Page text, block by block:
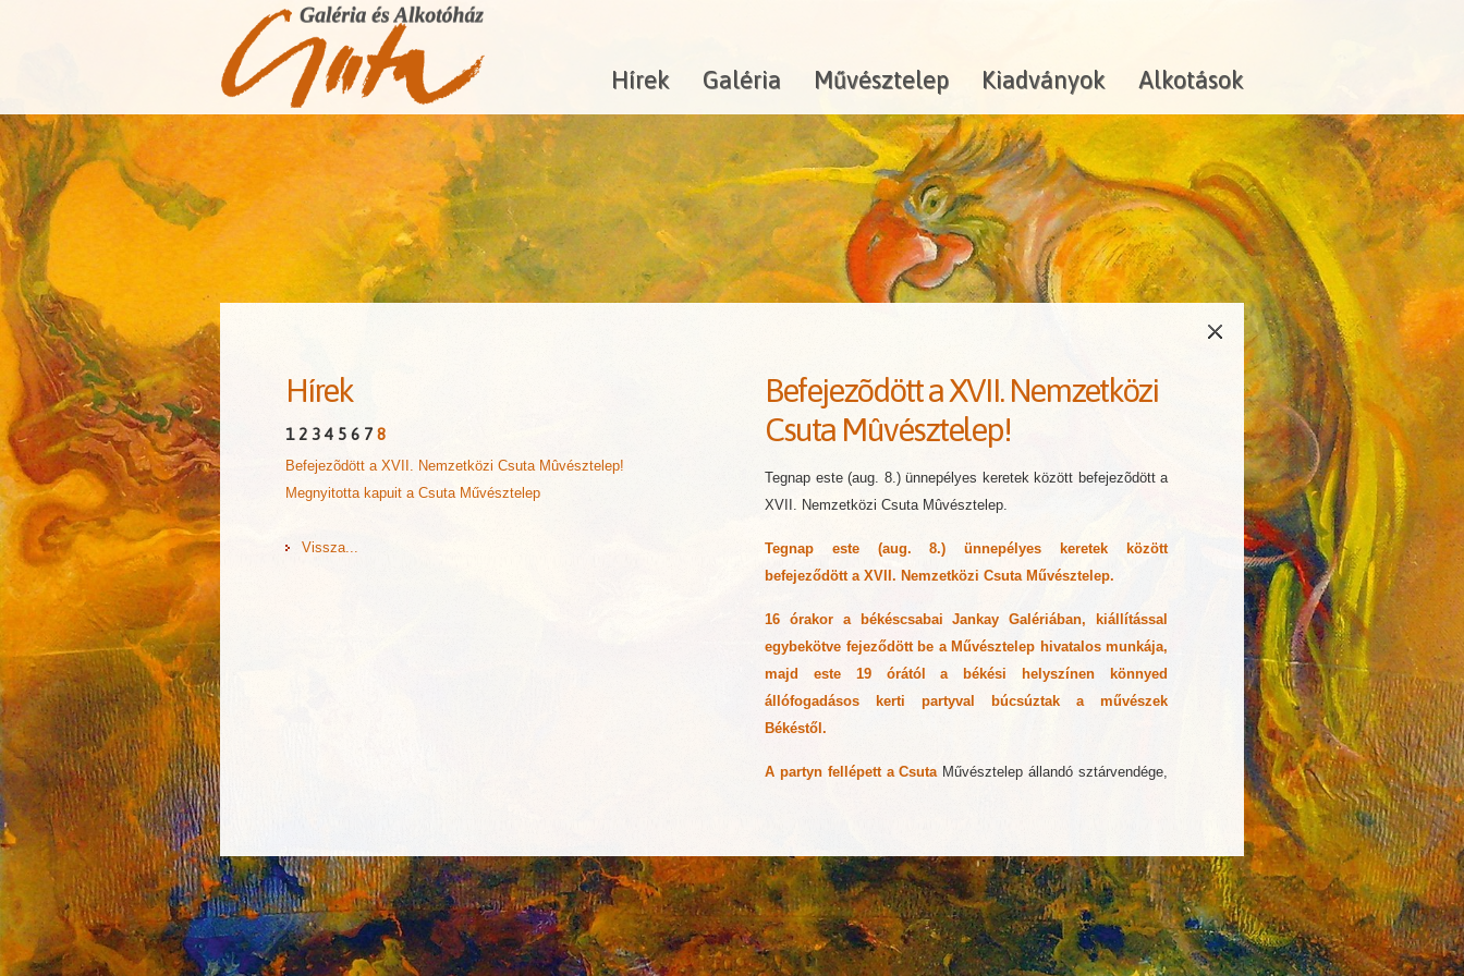
Hírek Galéria Művésztelep Kiadványok Alkotások
Hírek
1 2 3 4 5 6 7 8
Befejezõdött a XVII. Nemzetközi Csuta Mûvésztelep!
Megnyitotta kapuit a Csuta Művésztelep
Vissza...
Befejezõdött a XVII. Nemzetközi
Csuta Mûvésztelep!
Tegnap este (aug. 8.) ünnepélyes keretek között befejezõdött a
XVII. Nemzetközi Csuta Mûvésztelep.
Tegnap este (aug. 8.) ünnepélyes keretek között
befejeződött a XVII. Nemzetközi Csuta Művésztelep.
16 órakor a békéscsabai Jankay Galériában, kiállítással
egybekötve fejeződött be a Művésztelep hivatalos munkája,
majd este 19 órától a békési helyszínen könnyed
állófogadásos kerti partyval búcsúztak a művészek
Békéstől.
A partyn fellépett a CsutaMűvésztelep állandó sztárvendége,
Hazám! című dalat adta elő, amelyet mint Janurában a KÉSZ
Bálon is - az előadás végén közönség állva, taposlva ünnepelt.
Az záró partyn készült videót és képeket ma estétől láthatjátok
a Mátrixon!